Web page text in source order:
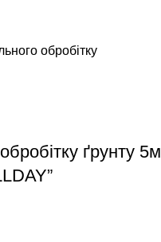
обробітку
ґрунту 5м